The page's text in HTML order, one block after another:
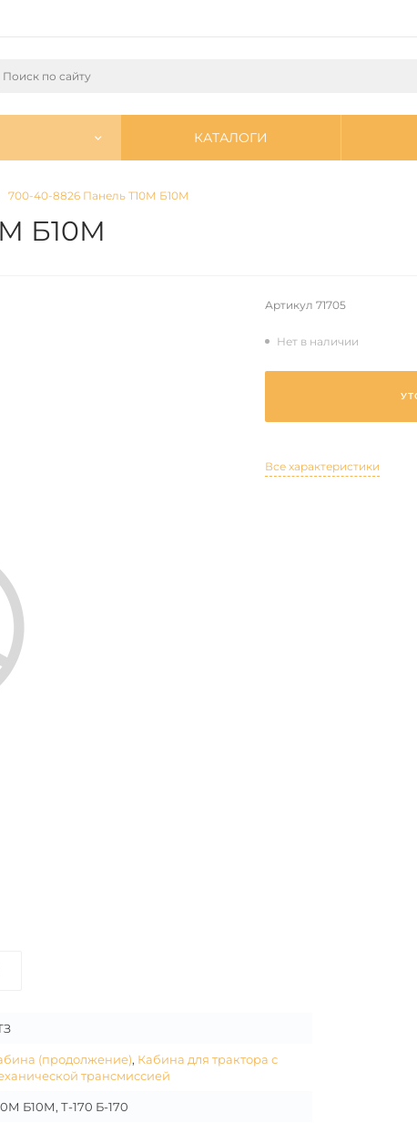
КАТАЛОГИ
700-40-8826 Панель Т10М Б10М
Б10М
Артикул 71705
Нет в наличии
Все характеристики
(продолжение), Кабина для трактора с
трансмиссией
Б10М, Т-170 Б-170